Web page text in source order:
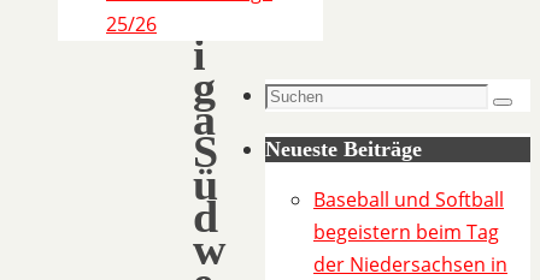
i
g
a
S
ü
d
w
25/26
Suchen
Neueste Beiträge
Baseball und Softball
begeistern beim Tag
der Niedersachsen in